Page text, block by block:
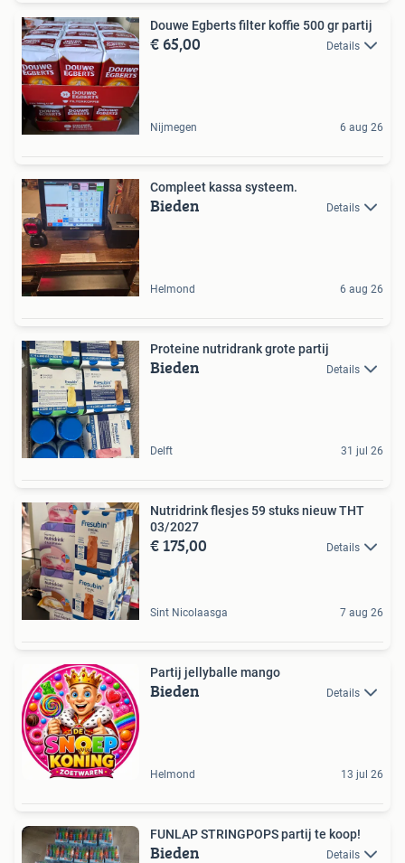
Douwe Egberts filter koffie 500 gr partij
€ 65,00 Details
Nijmegen 6 aug 26
Compleet kassa systeem.
Bieden Details
Helmond 6 aug 26
Proteine nutridrank grote partij
Bieden Details
Delft 31 jul 26
Nutridrink flesjes 59 stuks nieuw THT
03/2027
€ 175,00 Details
Sint Nicolaasga 7 aug 26
Partij jellyballe mango
Bieden Details
Helmond 13 jul 26
FUNLAP STRINGPOPS partij te koop!
Bieden Details